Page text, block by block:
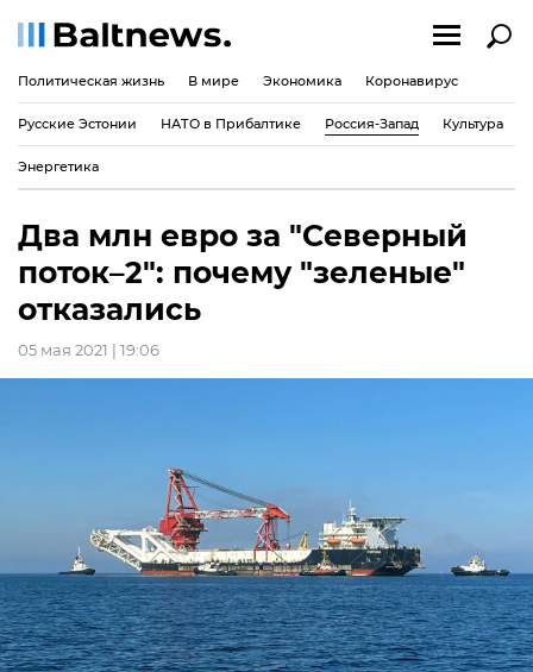
Политическая жизнь В мире Экономика Коронавирус
Русские Эстонии НАТО в Прибалтике Россия-Запад Культура
Энергетика
Два млн евро за "Северный
поток–2": почему "зеленые"
отказались
05 мая 2021 | 19:06